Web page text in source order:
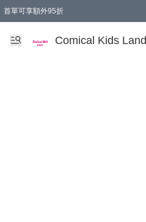
首單可享額外95折
Comical Kids Land